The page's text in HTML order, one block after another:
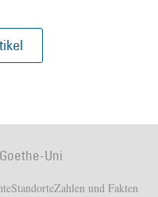
Uni
StandorteZahlen und Fakten